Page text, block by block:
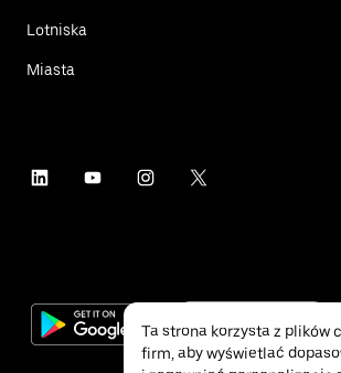
Lotniska
Miasta
Ta strona korzysta z plików
firm, aby wyświetlać